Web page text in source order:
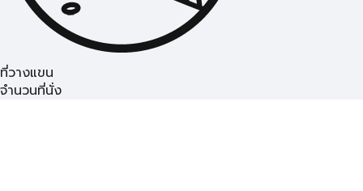
ที่วางแขน
จำนวนที่นั่ง